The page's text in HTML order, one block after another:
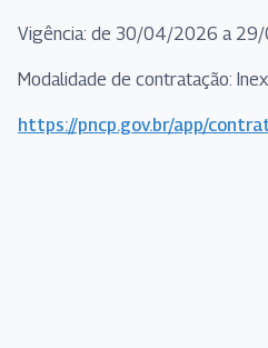
Vigência: de 30/04/2026 a
Modalidade de contratação:
https://pncp.gov.br/app/